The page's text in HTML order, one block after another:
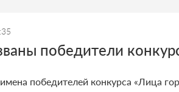
победители
победителей конкурса «Лица